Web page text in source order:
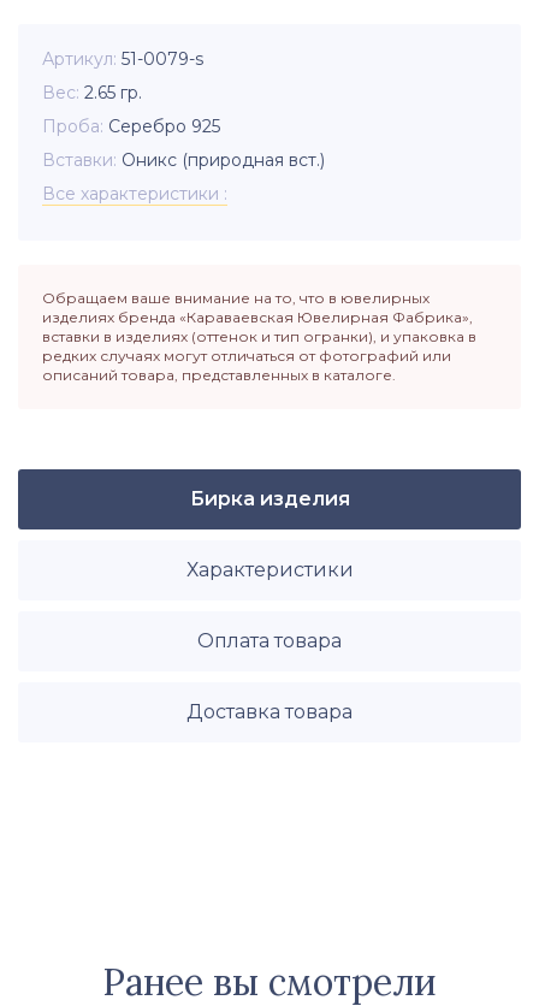
Артикул 51-0079-s
Вес 2.65 гр.
Проба Серебро 925
Вставки Оникс (природная вст.)
Все характеристики
Обращаем ваше внимание на то, что в ювелирных
изделиях бренда «Караваевская Ювелирная Фабрика»,
вставки в изделиях (оттенок и тип огранки), и упаковка в
редких случаях могут отличаться от фотографий или
описаний товара, представленных в каталоге.
Бирка изделия
Характеристики
Оплата товара
Доставка товара
Ранее вы смотрели